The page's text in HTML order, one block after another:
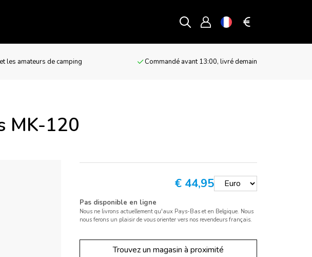
les amateurs de camping Commandé avant 13:00, livré demain
MK-120
€ 44,95
Pas disponible en ligne
Nous ne livrons actuellement qu'aux Pays-Bas et en Belgique. Nous
nous ferons un plaisir de vous orienter vers nos revendeurs français.
Trouvez un magasin à proximité